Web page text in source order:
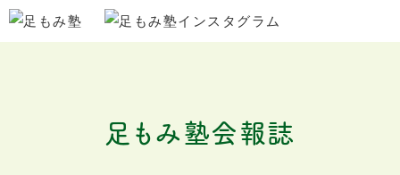
足もみ塾会報誌